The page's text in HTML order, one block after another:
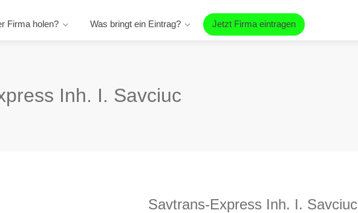
Firma holen? Was bringt ein Eintrag? Jetzt Firma eintragen
Inh. I. Savciuc
Savtrans-Express Inh. I. Savciuc